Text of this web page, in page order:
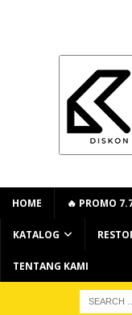
HOME 🔥 PROMO
KATALOG
TENTANG KAMI